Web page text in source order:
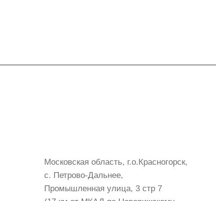
Московская область, г.о.Красногорск,
с. Петрово-Дальнее,
Промышленная улица, 3 стр 7